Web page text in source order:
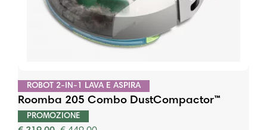
ROBOT 2-IN-1 LAVA E ASPIRA
Roomba 205 Combo DustCompactor™
PROMOZIONE